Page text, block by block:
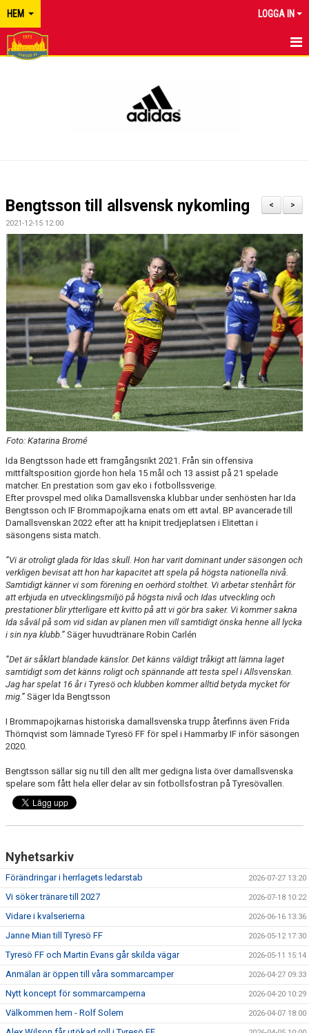
HEM LOGGA IN
>
<
Bengtsson till allsvensk nykomling
2021-12-15 12:00
Foto: Katarina Bromé
Ida Bengtsson hade ett framgångsrikt 2021. Från sin offensiva
mittfältsposition gjorde hon hela 15 mål och 13 assist på 21 spelade
matcher. En prestation som gav eko i fotbollssverige.
Efter provspel med olika Damallsvenska klubbar under senhösten har Ida
Bengtsson och IF Brommapojkarna enats om ett avtal. BP avancerade till
Damallsvenskan 2022 efter att ha knipit tredjeplatsen i Elitettan i
säsongens sista match.
”Vi är otroligt glada för Idas skull. Hon har varit dominant under säsongen och
verkligen bevisat att hon har kapacitet att spela på högsta nationella nivå.
Samtidigt känner vi som förening en oerhörd stolthet. Vi arbetar stenhårt för
att erbjuda en utvecklingsmiljö på högsta nivå och Idas utveckling och
prestationer blir ytterligare ett kvitto på att vi gör bra saker. Vi kommer sakna
Ida såväl på som vid sidan av planen men vill samtidigt önska henne all lycka
i sin nya klubb.” Säger huvudtränare Robin Carlén
”Det är såklart blandade känslor. Det känns väldigt tråkigt att lämna laget
samtidigt som det känns roligt och spännande att testa spel i Allsvenskan.
Jag har spelat 16 år i Tyresö och klubben kommer alltid betyda mycket för
mig.” Säger Ida Bengtsson
I Brommapojkarnas historiska damallsvenska trupp återfinns även Frida
Thörnqvist som lämnade Tyresö FF för spel i Hammarby IF inför säsongen
2020.
Bengtsson sällar sig nu till den allt mer gedigna lista över damallsvenska
spelare som fått hela eller delar av sin fotbollsfostran på Tyresövallen.
Nyhetsarkiv
Förändringar i herrlagets ledarstab 2026-07-27 13:20
Vi söker tränare till 2027 2026-07-18 10:22
Vidare i kvalserierna 2026-06-16 13:36
Janne Mian till Tyresö FF 2026-05-12 17:30
Tyresö FF och Martin Evans går skilda vägar 2026-05-11 15:14
Anmälan är öppen till våra sommarcamper 2026-04-27 09:33
Nytt koncept för sommarcamperna 2026-04-20 10:29
Välkommen hem - Rolf Solem 2026-04-07 18:00